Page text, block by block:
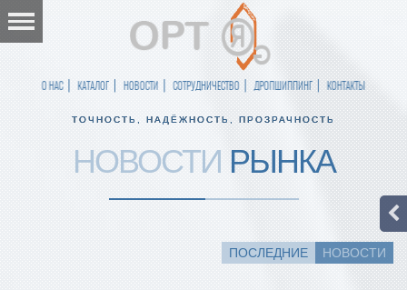
О НАС КАТАЛОГ НОВОСТИ СОТРУДНИЧЕСТВО ДРОПШИППИНГ КОНТАКТЫ
ТОЧНОСТЬ, НАДЁЖНОСТЬ, ПРОЗРАЧНОСТЬ
НОВОСТИ РЫНКА
ПОСЛЕДНИЕ НОВОСТИ